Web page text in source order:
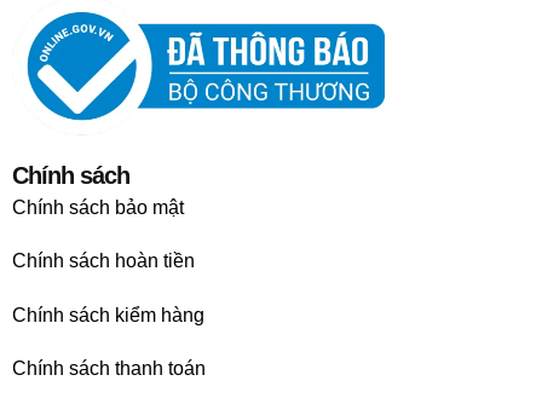
Chính sách
Chính sách bảo mật
Chính sách hoàn tiền
Chính sách kiểm hàng
Chính sách thanh toán